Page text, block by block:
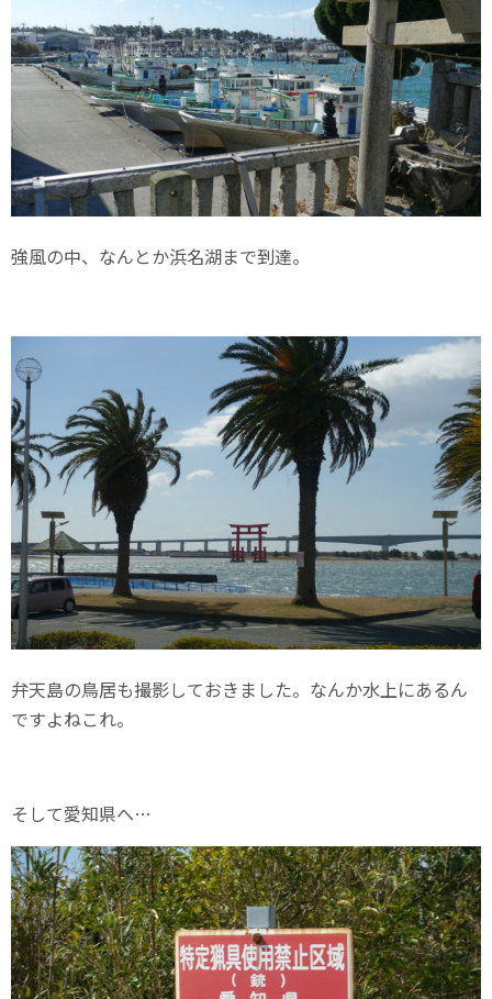
強風の中、なんとか浜名湖まで到達。
弁天島の鳥居も撮影しておきました。なんか水上にあるん
ですよねこれ。
そして愛知県へ…